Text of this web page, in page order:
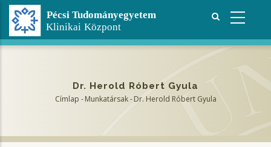
Ugrás
tartalomra
Dr. Herold Róbert Gyula
Címlap - Munkatársak - Dr. Herold Róbert Gyula